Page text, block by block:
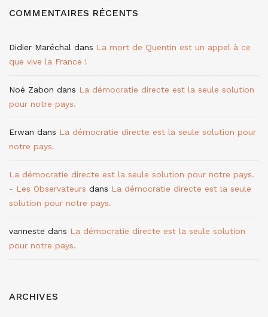
COMMENTAIRES RÉCENTS
Didier Maréchal dans La mort de Quentin est un appel à ce
que vive la France !
Noé Zabon dans La démocratie directe est la seule solution
pour notre pays.
Erwan dans La démocratie directe est la seule solution pour
notre pays.
La démocratie directe est la seule solution pour notre pays.
- Les Observateurs dans La démocratie directe est la seule
solution pour notre pays.
vanneste dans La démocratie directe est la seule solution
pour notre pays.
ARCHIVES